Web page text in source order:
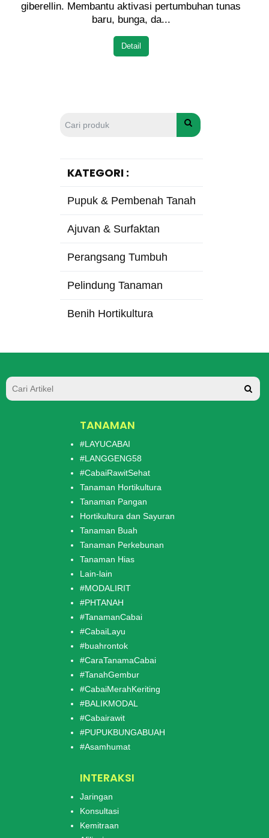
giberellin. Membantu aktivasi pertumbuhan tunas
baru, bunga, da...
Detail
KATEGORI :
Pupuk & Pembenah Tanah
Ajuvan & Surfaktan
Perangsang Tumbuh
Pelindung Tanaman
Benih Hortikultura
TANAMAN
#LAYUCABAI
#LANGGENG58
#CabaiRawitSehat
Tanaman Hortikultura
Tanaman Pangan
Hortikultura dan Sayuran
Tanaman Buah
Tanaman Perkebunan
Tanaman Hias
Lain-lain
#MODALIRIT
#PHTANAH
#TanamanCabai
#CabaiLayu
#buahrontok
#CaraTanamaCabai
#TanahGembur
#CabaiMerahKeriting
#BALIKMODAL
#Cabairawit
#PUPUKBUNGABUAH
#Asamhumat
INTERAKSI
Jaringan
Konsultasi
Kemitraan